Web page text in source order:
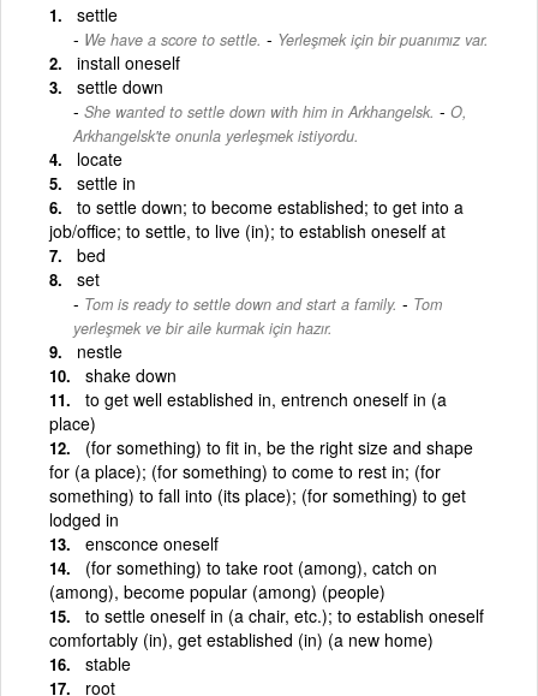
settle
We have a score to settle. - Yerleşmek için bir puanımız var.
install oneself
settle down
She wanted to settle down with him in Arkhangelsk. - O,
Arkhangelsk'te onunla yerleşmek istiyordu.
locate
settle in
to settle down; to become established; to get into a
job/office; to settle, to live (in); to establish oneself at
bed
set
Tom is ready to settle down and start a family. - Tom
yerleşmek ve bir aile kurmak için hazır.
nestle
shake down
to get well established in, entrench oneself in (a
place)
(for something) to fit in, be the right size and shape
for (a place); (for something) to come to rest in; (for
something) to fall into (its place); (for something) to get
lodged in
ensconce oneself
(for something) to take root (among), catch on
(among), become popular (among) (people)
to settle oneself in (a chair, etc.); to establish oneself
comfortably (in), get established (in) (a new home)
stable
root